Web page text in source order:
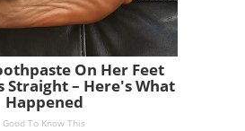
On Her Feet
Straight – Here's What
Happened
Good To Know This